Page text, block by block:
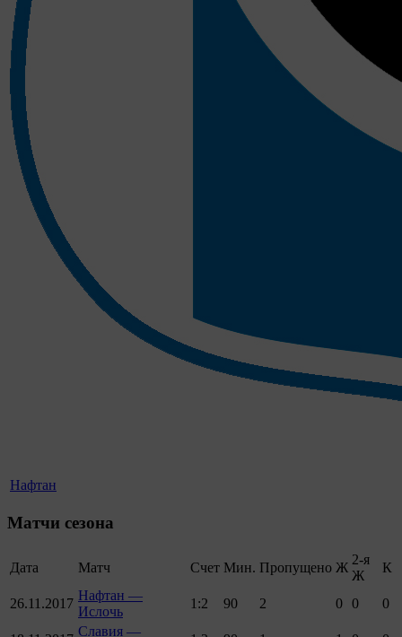
Нафтан
Матчи сезона
Дата Матч Счет Мин. Пропущено Ж
2-я
Ж
К
26.11.2017
Нафтан —
Ислочь
1:2 90 2 0 0 0
Славия —